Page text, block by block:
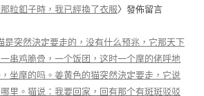
粒釦子時，我已經換了衣服〉發佈留言
是突然決定要走的，没有什么预兆，它那天下
串鸡脆骨，一个饭团，这时一个摩的佬呼地
坐摩的吗。姜黄色的猫突然決定要走，它说
里。猫说：我要回家，回有那个有斑斑驳驳